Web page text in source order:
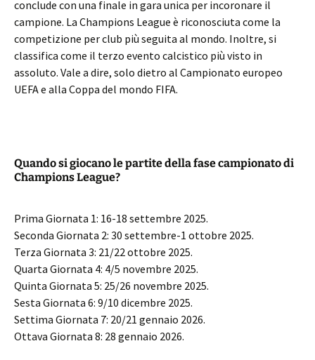
conclude con una finale in gara unica per incoronare il
campione. La Champions League è riconosciuta come la
competizione per club più seguita al mondo. Inoltre, si
classifica come il terzo evento calcistico più visto in
assoluto. Vale a dire, solo dietro al Campionato europeo
UEFA e alla Coppa del mondo FIFA.
Quando si giocano le partite della fase campionato di
Champions League?
Prima Giornata 1: 16-18 settembre 2025.
Seconda Giornata 2: 30 settembre-1 ottobre 2025.
Terza Giornata 3: 21/22 ottobre 2025.
Quarta Giornata 4: 4/5 novembre 2025.
Quinta Giornata 5: 25/26 novembre 2025.
Sesta Giornata 6: 9/10 dicembre 2025.
Settima Giornata 7: 20/21 gennaio 2026.
Ottava Giornata 8: 28 gennaio 2026.